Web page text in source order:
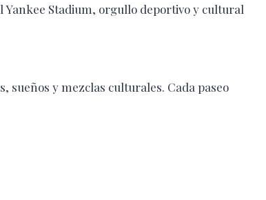
Stadium, orgullo deportivo y cultural
sueños y mezclas culturales. Cada paseo